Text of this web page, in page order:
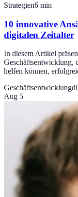
Strategien6 min
10 innovative
digitalen Zeitalter
In diesem Artikel
Geschäftsentwicklung,
helfen können,
Geschäftsentwicklung
Aug 5